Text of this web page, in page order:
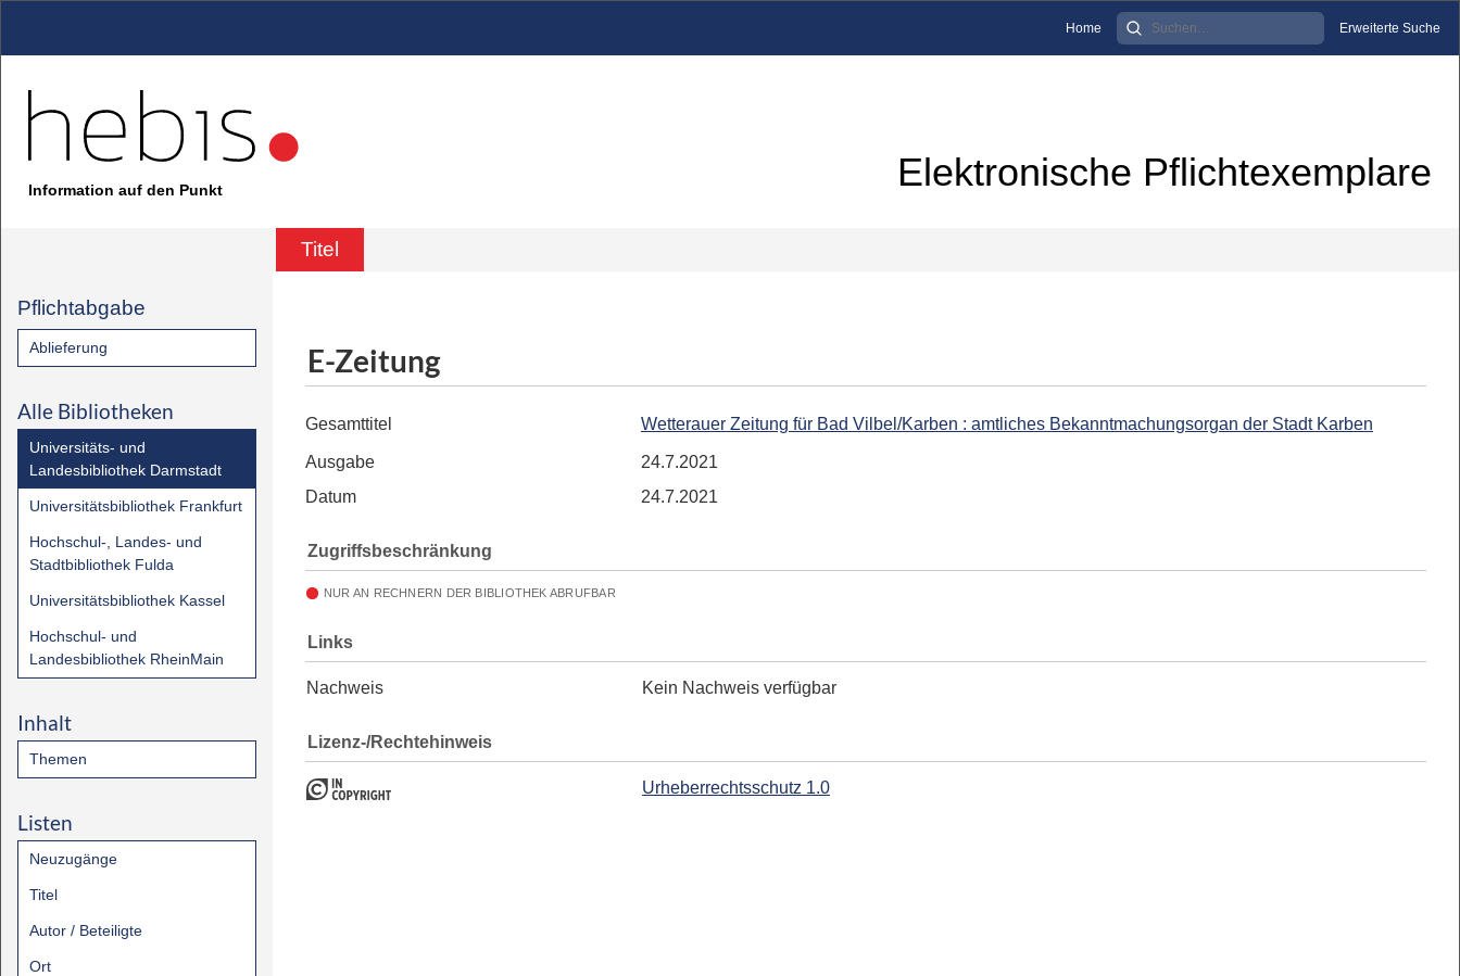
Home Erweiterte Suche
Information auf den Punkt Elektronische Pflichtexemplare
Titel
Pflichtabgabe
Ablieferung
Alle Bibliotheken
Universitäts- und
Landesbibliothek Darmstadt
Universitätsbibliothek Frankfurt
Hochschul-, Landes- und
Stadtbibliothek Fulda
Universitätsbibliothek Kassel
Hochschul- und
Landesbibliothek RheinMain
Inhalt
Themen
Listen
Neuzugänge
Titel
Autor / Beteiligte
Ort
E-Zeitung
Gesamttitel Wetterauer Zeitung für Bad Vilbel/Karben : amtliches Bekanntmachungsorgan der Stadt Karben
Ausgabe
24.7.2021
Datum
24.7.2021
Zugriffsbeschränkung
NUR AN RECHNERN DER BIBLIOTHEK ABRUFBAR
Links
Nachweis Kein Nachweis verfügbar
Lizenz-/Rechtehinweis
Urheberrechtsschutz 1.0